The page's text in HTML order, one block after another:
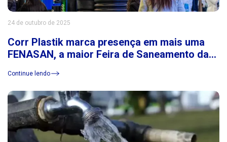
24 de outubro de 2025
Corr Plastik marca presença em mais uma
FENASAN, a maior Feira de Saneamento da
Continue lendo